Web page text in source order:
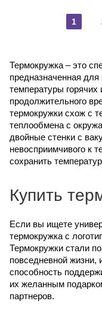
1
Термокружка – это
предназначенная
температуры
продолжительного
термокружки схож с
теплообмена с
двойные стенки с
невосприимчивого к
сохранить
Купить
Если вы ищете
термокружка с
Термокружки стали
повседневной жизни,
способность
их желанным
партнеров.